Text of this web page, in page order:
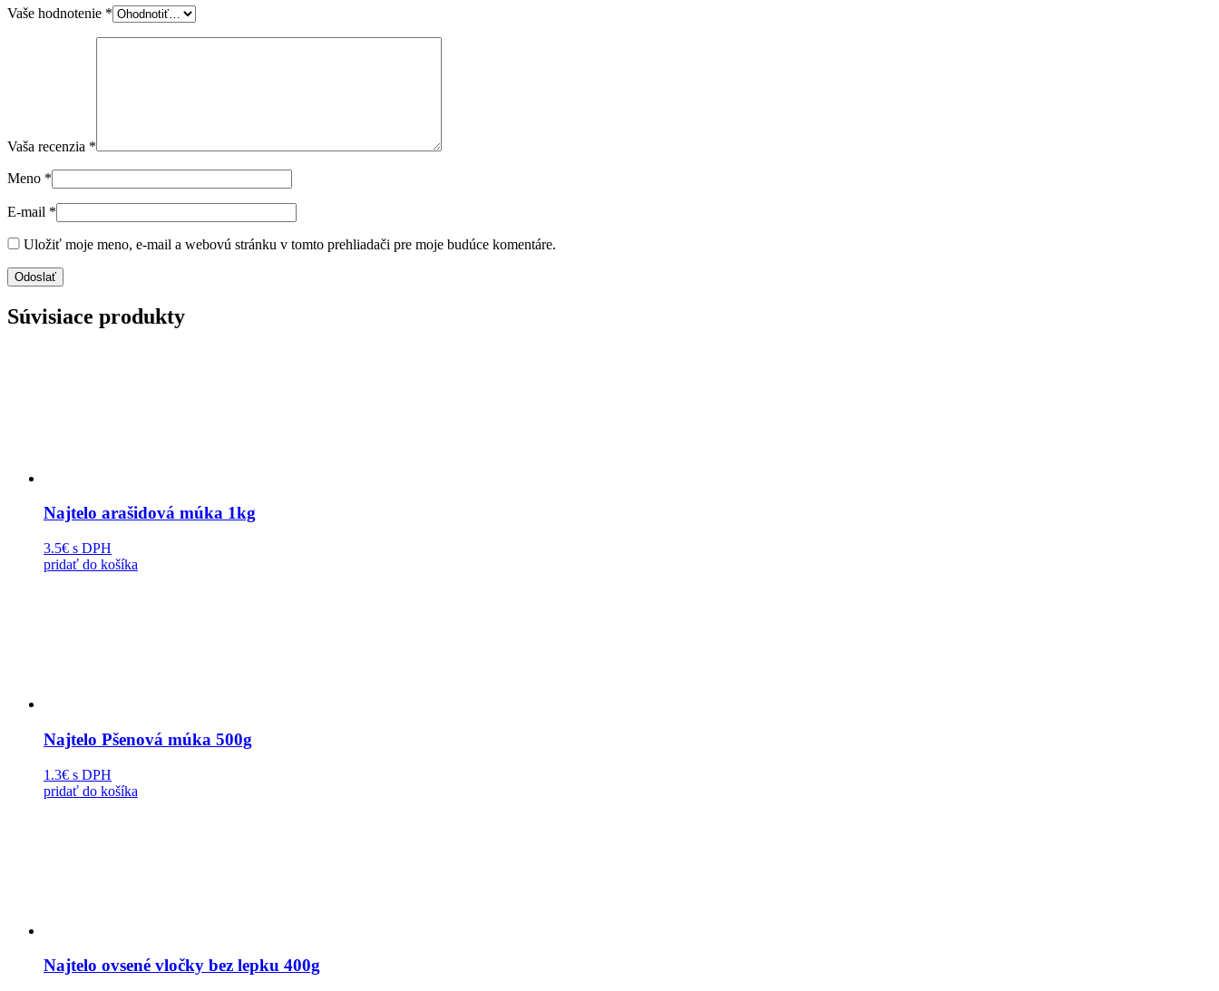
Vaše hodnotenie *
Vaša recenzia *
Meno *
E-mail *
Uložiť moje meno, e-mail a webovú stránku v tomto prehliadači pre moje budúce komentáre.
Súvisiace produkty
Najtelo arašidová múka 1kg
3.5€ s DPH
pridať do košíka
Najtelo Pšenová múka 500g
1.3€ s DPH
pridať do košíka
Najtelo ovsené vločky bez lepku 400g